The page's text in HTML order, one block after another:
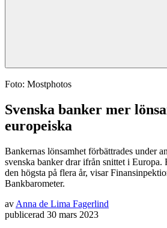
Foto: Mostphotos
Svenska banker mer
europeiska
Bankernas lönsamhet förbättrades under
svenska banker drar ifrån snittet i Europa.
den högsta på flera år, visar
Bankbarometer.
av Anna de Lima Fagerlind
publicerad 30 mars 2023